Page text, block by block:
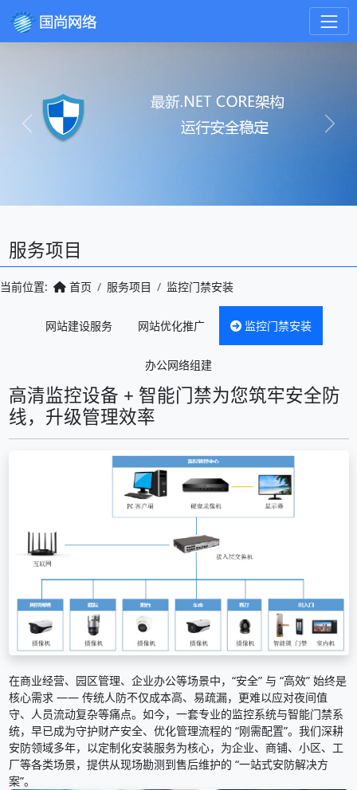
Previous Next
服务项目
当前位置: 首页 服务项目 监控门禁安装
网站建设服务 网站优化推广 监控门禁安装
办公网络组建
高清监控设备 + 智能门禁为您筑牢安全防
线，升级管理效率
在商业经营、园区管理、企业办公等场景中，“安全” 与 “高效” 始终是
核心需求 —— 传统人防不仅成本高、易疏漏，更难以应对夜间值
守、人员流动复杂等痛点。如今，一套专业的监控系统与智能门禁系
统，早已成为守护财产安全、优化管理流程的 “刚需配置”。我们深耕
安防领域多年，以定制化安装服务为核心，为企业、商铺、小区、工
厂等各类场景，提供从现场勘测到售后维护的 “一站式安防解决方
案”。